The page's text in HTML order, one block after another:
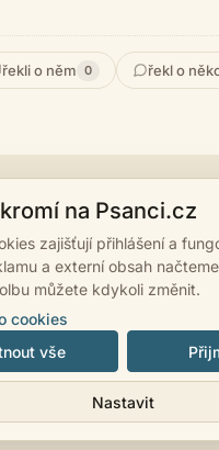
řekli o něm 0 řekl o
Nastavení cookies •
byLUKiO
na Psanci.cz
zajišťují přihlášení a
a externí obsah
můžete kdykoli změnit.
cookies
vše
Nastavit